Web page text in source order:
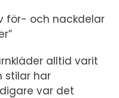
för- och nackdelar
alltid varit
stilar har
var det